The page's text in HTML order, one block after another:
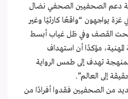
دعم الصحفيين الصحفي نضال
يواجهون “واقعًا كارثيًا وغير
القصف وفي ظل غياب أبسط
مؤكدًا أن استهداف
تهدف إلى طمس الرواية
إلى العالم”.
من الصحفيين فقدوا أفرادًا من